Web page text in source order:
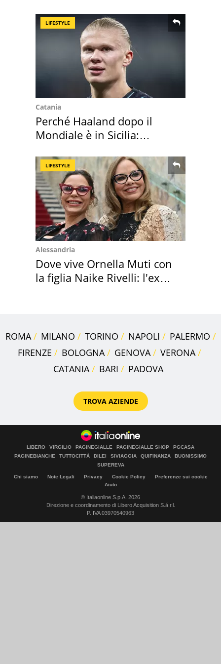
LIFESTYLE
Catania
Perché Haaland dopo il
Mondiale è in Sicilia:
LIFESTYLE
Alessandria
Dove vive Ornella Muti con
la figlia Naike Rivelli: l'ex
ROMA MILANO TORINO NAPOLI
PALERMO
FIRENZE
BOLOGNA GENOVA
VERONA
CATANIA
BARI PADOVA
TROVA AZIENDE
LIBERO VIRGILIO PAGINEGIALLE PAGINEGIALLE SHOP
PGCASA
PAGINEBIANCHE
TUTTOCITTÀ DILEI SIVIAGGIA QUIFINANZA
BUONISSIMO
SUPEREVA
Chi siamo Note Legali Privacy Cookie Policy
Preferenze sui cookie
Aiuto
© Italiaonline S.p.A. 2026
Direzione e coordinamento di Libero Acquisition S.á r.l.
P. IVA 03970540963